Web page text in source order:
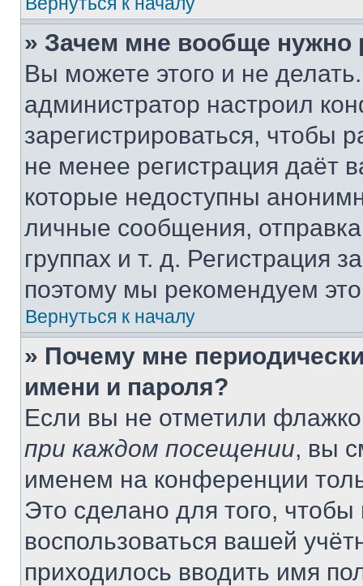
» Зачем мне вообще нужно
Вы можете этого и не
администратор настроил
зарегистрироваться, чтобы
не менее регистрация даёт
которые недоступны
личные сообщения,
группах и т. д. Регистрация
поэтому мы рекомендуем
Вернуться к началу
» Почему мне
имени и пароля?
Если вы не отметили
при каждом посещении, вы
именем на конференции
Это сделано для того, чтобы
воспользоваться вашей
приходилось вводить имя